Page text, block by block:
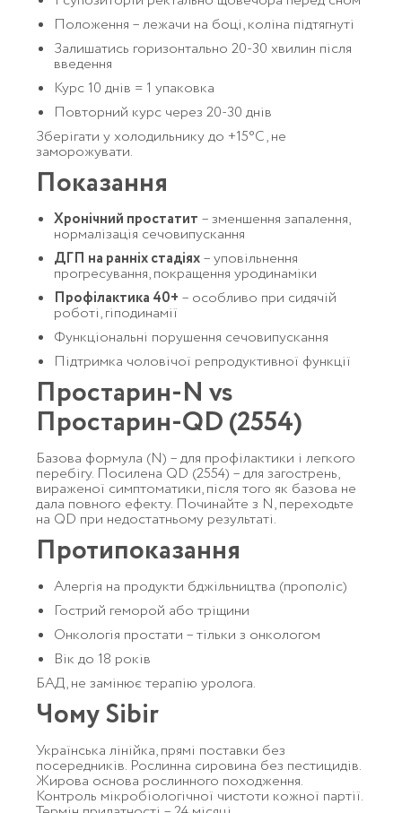
Положення – лежачи на боці, коліна підтягнуті
Залишатись горизонтально 20-30 хвилин після
введення
Курс 10 днів = 1 упаковка
Повторний курс через 20-30 днів
Зберігати у холодильнику до +15°C, не
заморожувати.
Показання
Хронічний простатит – зменшення запалення,
нормалізація сечовипускання
ДГП на ранніх стадіях– уповільнення
прогресування, покращення уродинаміки
Профілактика 40+ – особливо при сидячій
роботі, гіподинамії
Функціональні порушення сечовипускання
Підтримка чоловічої репродуктивної функції
Простарин-N vs
Простарин-QD (2554)
Базова формула (N) – для профілактики і легкого
перебігу. Посилена QD (2554) – для загострень,
вираженої симптоматики, після того як базова не
дала повного ефекту. Починайте з N, переходьте
на QD при недостатньому результаті.
Протипоказання
Алергія на продукти бджільництва (прополіс)
Гострий геморой або тріщини
Онкологія простати – тільки з онкологом
Вік до 18 років
БАД, не замінює терапію уролога.
Чому Sibir
Українська лінійка, прямі поставки без
посередників. Рослинна сировина без пестицидів.
Жирова основа рослинного походження.
Контроль мікробіологічної чистоти кожної партії.